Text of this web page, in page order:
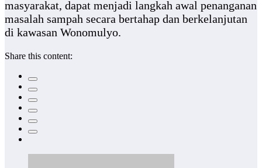
masyarakat, dapat menjadi langkah awal penanganan
masalah sampah secara bertahap dan berkelanjutan
di kawasan Wonomulyo.
Share this content: